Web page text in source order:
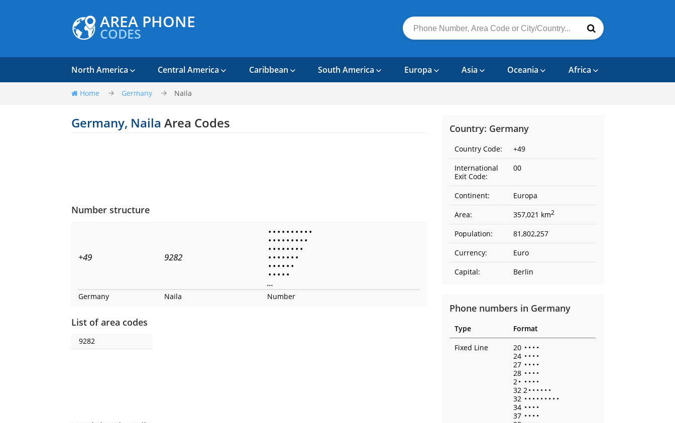
AREA PHONE
CODES
North America Central America Caribbean South America Europa Asia Oceania Africa
Home Germany Naila
Germany, Naila Area Codes
Number structure
+49 9282
• • • • • • • • • •
• • • • • • • • •
• • • • • • • •
• • • • • • •
• • • • • •
• • • • •
...
Germany Naila Number
List of area codes
9282
Country: Germany
Country Code:
+49
International
Exit Code:
00
Continent:
Europa
Area:
357,021 km2
Population:
81,802,257
Currency:
Euro
Capital:
Berlin
Phone numbers in Germany
Type
Format
Fixed Line
20 • • • •
24 • • • •
27 • • • •
28 • • • •
2• • • • •
32 2• • • • • •
32 • • • • • • • • •
34 • • • •
37 • • • •